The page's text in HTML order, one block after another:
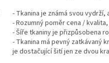
- Tkanina je známá svou vydrží,
- Rozumný poměr cena /
- Šíře tkaniny je přizpůsobena
- Tkanina má pevný zatkávaný
je dostačující šití jen ze dvou